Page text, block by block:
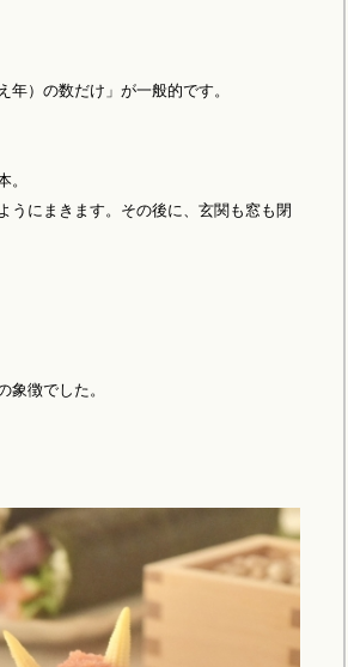
）の数だけ」が一般的です。
。
うにまきます。その後に、玄関も窓も閉
象徴でした。